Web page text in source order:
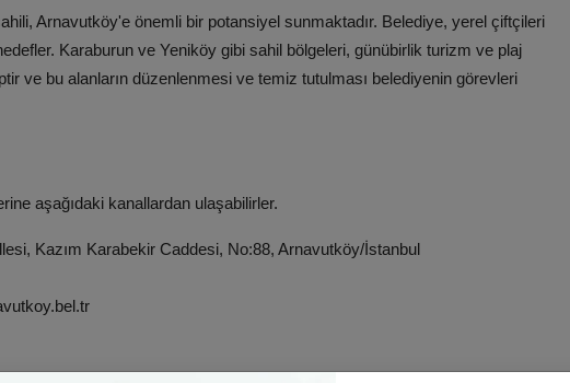
Arnavutköy'e önemli bir potansiyel sunmaktadır. Belediye, yerel çiftçileri
Karaburun ve Yeniköy gibi sahil bölgeleri, günübirlik turizm ve plaj
ve bu alanların düzenlenmesi ve temiz tutulması belediyenin görevleri
aşağıdaki kanallardan ulaşabilirler.
Kazım Karabekir Caddesi, No:88, Arnavutköy/İstanbul